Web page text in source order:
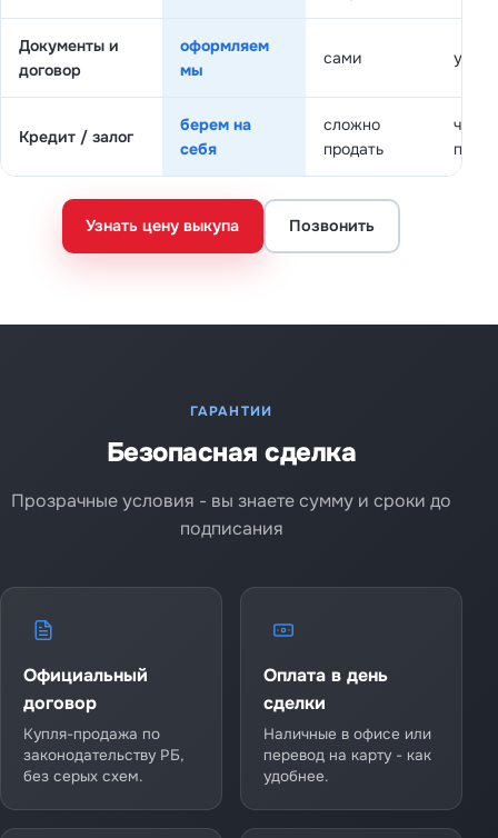
Документы и
договор
оформляем
мы
сами у
Кредит / залог
берем на
себя
сложно
продать
Узнать цену выкупа Позвонить
ГАРАНТИИ
Безопасная сделка
Прозрачные условия - вы знаете сумму и сроки до
подписания
Официальный
договор
Купля-продажа по
законодательству РБ,
без серых схем.
Оплата в день
сделки
Наличные в офисе или
перевод на карту - как
удобнее.